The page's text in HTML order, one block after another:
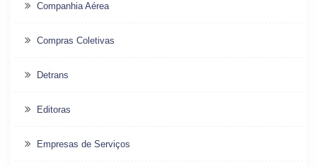
Companhia Aérea
Compras Coletivas
Detrans
Editoras
Empresas de Serviços